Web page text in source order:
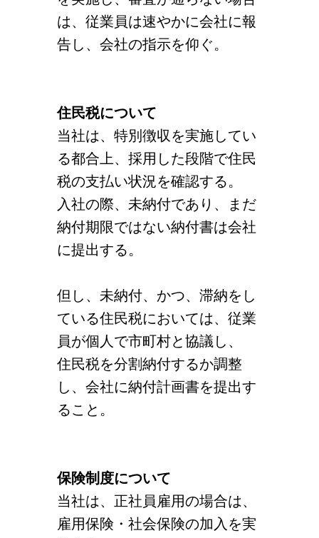
は、従業員は速やかに会社に報
告し、会社の指示を仰ぐ。
住民税について
当社は、特別徴収を実施してい
る都合上、採用した段階で住民
税の支払い状況を確認する。
入社の際、未納付であり、まだ
納付期限ではない納付書は会社
に提出する。
但し、未納付、かつ、滞納をし
ている住民税においては、従業
員が個人で市町村と協議し、
住民税を分割納付するか調整
し、会社に納付計画書を提出す
ること。
保険制度について
当社は、正社員雇用の場合は、
雇用保険・社会保険の加入を実